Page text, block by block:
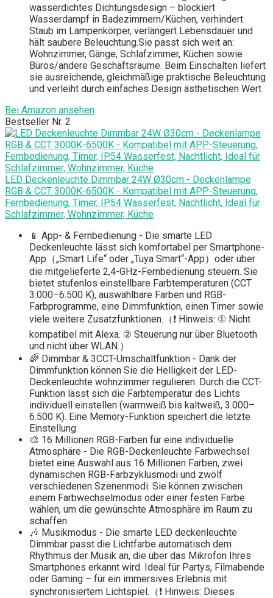
wasserdichtes Dichtungsdesign – blockiert
Wasserdampf in Badezimmern/Küchen, verhindert
Staub im Lampenkörper, verlängert Lebensdauer und
hält saubere Beleuchtung.Sie passt sich weit an:
Wohnzimmer, Gänge, Schlafzimmer, Küchen sowie
Büros/andere Geschäftsräume. Beim Einschalten liefert
sie ausreichende, gleichmäßige praktische Beleuchtung
und verleiht durch einfaches Design ästhetischen Wert
Bei Amazon ansehen
Bestseller Nr. 2
LED Deckenleuchte Dimmbar 24W Ø30cm - Deckenlampe
RGB & CCT 3000K-6500K - Kompatibel mit APP-Steuerung,
Fernbedienung, Timer, IP54 Wasserfest, Nachtlicht, Ideal für
Schlafzimmer, Wohnzimmer, Küche
📱 App- & Fernbedienung - Die smarte LED
Deckenleuchte lässt sich komfortabel per Smartphone-
App（„Smart Life“ oder „Tuya Smart“-App）oder über
die mitgelieferte 2,4-GHz-Fernbedienung steuern. Sie
bietet stufenlos einstellbare Farbtemperaturen (CCT
3.000–6.500 K), auswählbare Farben und RGB-
Farbprogramme, eine Dimmfunktion, einen Timer sowie
viele weitere Zusatzfunktionen.（❗ Hinweis: ① Nicht
kompatibel mit Alexa. ② Steuerung nur über Bluetooth
und nicht über WLAN.）
🌈 Dimmbar & 3CCT-Umschaltfunktion - Dank der
Dimmfunktion können Sie die Helligkeit der LED-
Deckenleuchte wohnzimmer regulieren. Durch die CCT-
Funktion lässt sich die Farbtemperatur des Lichts
individuell einstellen (warmweiß bis kaltweiß, 3.000–
6.500 K). Eine Memory-Funktion speichert die letzte
Einstellung.
🎨 16 Millionen RGB-Farben für eine individuelle
Atmosphäre - Die RGB-Deckenleuchte Farbwechsel
bietet eine Auswahl aus 16 Millionen Farben, zwei
dynamischen RGB-Farbzyklusmodi und zwölf
verschiedenen Szenenmodi. Sie können zwischen
einem Farbwechselmodus oder einer festen Farbe
wählen, um die gewünschte Atmosphäre im Raum zu
schaffen.
🎶 Musikmodus - Die smarte LED deckenleuchte
Dimmbar passt die Lichtfarbe automatisch dem
Rhythmus der Musik an, die über das Mikrofon Ihres
Smartphones erkannt wird. Ideal für Partys, Filmabende
oder Gaming – für ein immersives Erlebnis mit
synchronisiertem Lichtspiel.（❗ Hinweis: Dieses